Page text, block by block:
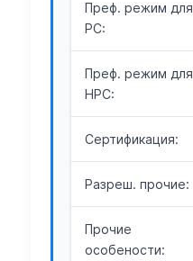
Преф. режим для
РС:
Преф. режим для
НРС:
Сертификация:
Разреш. прочие:
Прочие
особености: